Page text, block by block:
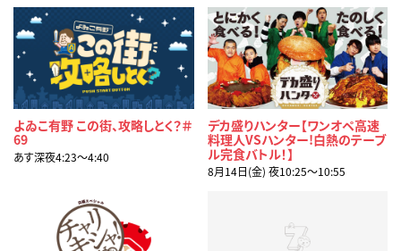
よゐこ有野 この街、攻略しとく？＃
69
あす深夜4:23〜4:40
デカ盛りハンター【ワンオペ高速
料理人VSハンター!白熱のテーブ
ル完食バトル！】
8月14日(金) 夜10:25〜10:55